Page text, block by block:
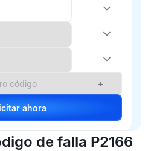
+
Solicitar ahora
de falla P2166